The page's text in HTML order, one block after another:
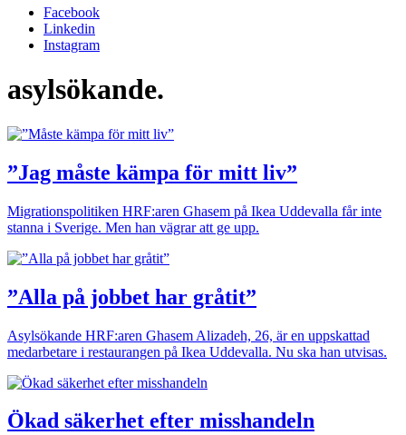
Facebook
Linkedin
Instagram
asylsökande.
”Jag måste kämpa för mitt liv”
Migrationspolitiken HRF:aren Ghasem på Ikea Uddevalla får inte
stanna i Sverige. Men han vägrar att ge upp.
”Alla på jobbet har gråtit”
Asylsökande HRF:aren Ghasem Alizadeh, 26, är en uppskattad
medarbetare i restaurangen på Ikea Uddevalla. Nu ska han utvisas.
Ökad säkerhet efter misshandeln